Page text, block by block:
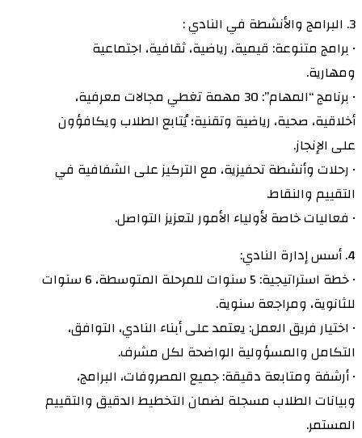
3. البرامج والأنشطة في النادي :
• برامج متنوعة: قيمية، رياضية، ثقافية، اجتماعية
ومهارية.
• برنامج “المهام”: 30 مهمة تغطي مجالات معرفية،
أخلاقية، صحية، رياضية وتقنية؛ يُتابع الطلاب ويكافؤون
على الإنجاز.
• رحلات وأنشطة تحفيزية، مع التركيز على الشفافية في
التقييم والنقاط.
• فعاليات خاصة لأولياء الأمور لتعزيز التواصل.
4. أسس إدارة النادي:
• خطة استراتيجية: 5 سنوات للمرحلة المتوسطة، 6 سنوات
للثانوية، ومراجعة سنوية.
• اختيار فريق العمل: يعتمد على أبناء النادي، التوافق،
التكامل والمسؤولية الواضحة لكل مشرف.
• أرشفة ومتابعة دقيقة: جميع المصروفات، البرامج،
وبيانات الطلاب مسجلة لضمان التخطيط الدقيق والتقييم
المستمر.